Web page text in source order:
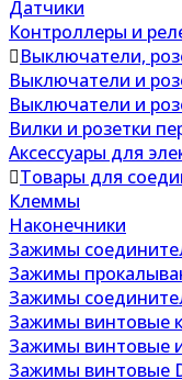
Датчики
Контроллеры и
Выключатели,
Выключатели и
Выключатели и
Вилки и розетки
Аксессуары для
Товары для
Клеммы
Наконечники
Зажимы
Зажимы
Зажимы
Зажимы винтовые
Зажимы винтовые
Зажимы винтовые